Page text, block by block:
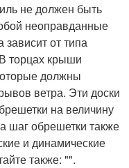
не должен быть
неоправданные
от типа
торцах крыши
должны
ветра. Эти доски
на величину
шаг обрешетки также
и динамические
также: "".